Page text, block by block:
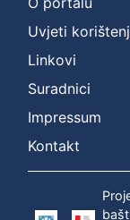
Uvjeti
Linkovi
Suradnici
Impressum
Kontakt